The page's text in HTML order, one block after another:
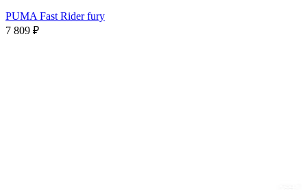
PUMA Fast Rider fury
7 809 ₽